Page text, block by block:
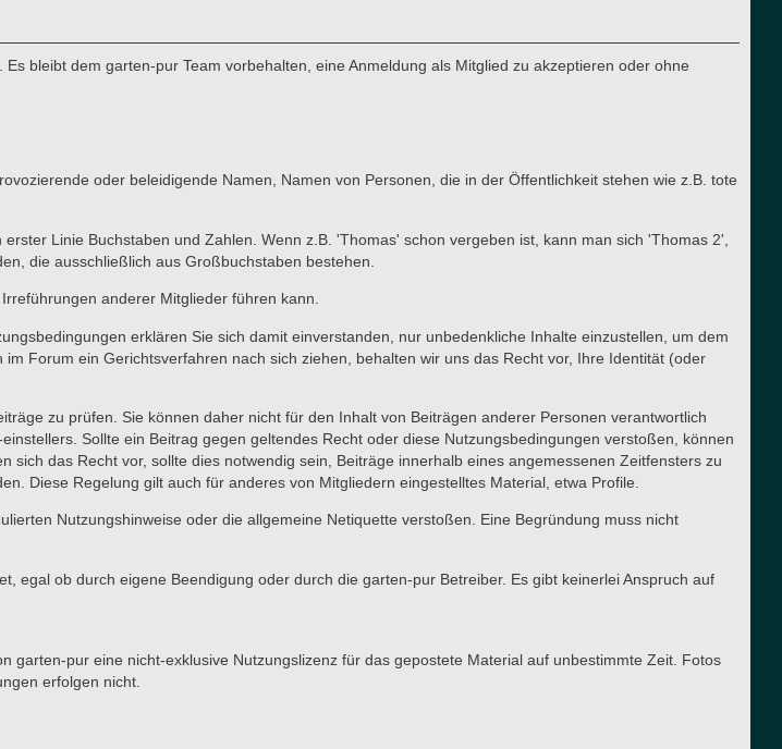
bleibt dem garten-pur Team vorbehalten, eine Anmeldung als Mitglied zu akzeptieren oder ohne
oder beleidigende Namen, Namen von Personen, die in der Öffentlichkeit stehen wie z.B. tote
Linie Buchstaben und Zahlen. Wenn z.B. 'Thomas' schon vergeben ist, kann man sich 'Thomas 2',
die ausschließlich aus Großbuchstaben bestehen.
anderer Mitglieder führen kann.
erklären Sie sich damit einverstanden, nur unbedenkliche Inhalte einzustellen, um dem
Forum ein Gerichtsverfahren nach sich ziehen, behalten wir uns das Recht vor, Ihre Identität (oder
zu prüfen. Sie können daher nicht für den Inhalt von Beiträgen anderer Personen verantwortlich
Sollte ein Beitrag gegen geltendes Recht oder diese Nutzungsbedingungen verstoßen, können
das Recht vor, sollte dies notwendig sein, Beiträge innerhalb eines angemessenen Zeitfensters zu
Diese Regelung gilt auch für anderes von Mitgliedern eingestelltes Material, etwa Profile.
Nutzungshinweise oder die allgemeine Netiquette verstoßen. Eine Begründung muss nicht
egal ob durch eigene Beendigung oder durch die garten-pur Betreiber. Es gibt keinerlei Anspruch auf
pur eine nicht-exklusive Nutzungslizenz für das gepostete Material auf unbestimmte Zeit. Fotos
erfolgen nicht.